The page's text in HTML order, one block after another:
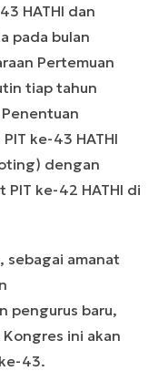
HATHI dan
pada bulan
Pertemuan
tiap tahun
ke-43 HATHI
dengan
PIT ke-42 HATHI di
sebagai amanat
pengurus baru,
ini akan
43.